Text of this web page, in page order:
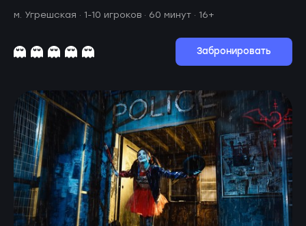
м. Угрешская · 1-10 игроков · 60 минут · 16+
Забронировать